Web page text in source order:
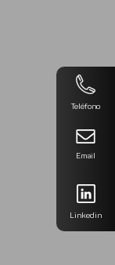
Teléfono
Email
Linkedin